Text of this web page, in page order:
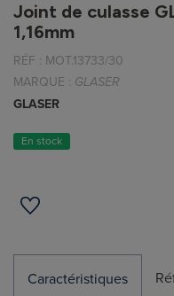
Joint de culasse
1,16mm
RÉF : MOT.13733/30
MARQUE : GLASER
GLASER
En stock
Caractéristiques